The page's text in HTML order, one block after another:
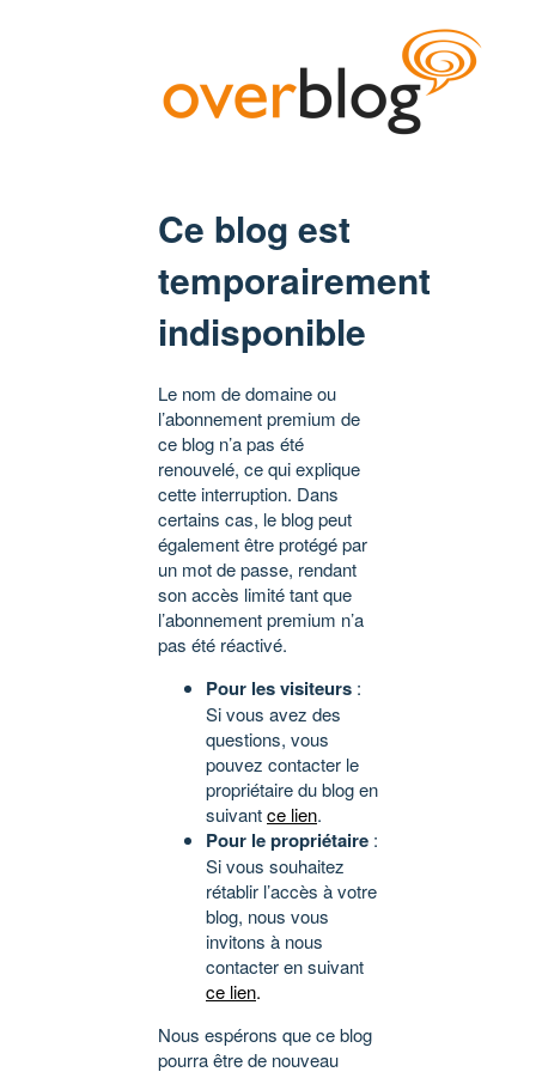
Ce blog est
temporairement
indisponible
Le nom de domaine ou
l’abonnement premium de
ce blog n’a pas été
renouvelé, ce qui explique
cette interruption. Dans
certains cas, le blog peut
également être protégé par
un mot de passe, rendant
son accès limité tant que
l’abonnement premium n’a
pas été réactivé.
Pour les visiteurs :
Si vous avez des
questions, vous
pouvez contacter le
propriétaire du blog en
suivantce lien.
Pour le propriétaire :
Si vous souhaitez
rétablir l’accès à votre
blog, nous vous
invitons à nous
contacter en suivant
ce lien.
Nous espérons que ce blog
pourra être de nouveau